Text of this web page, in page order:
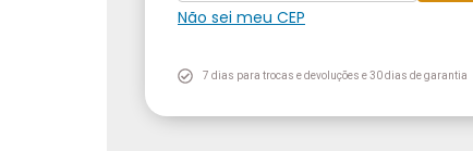
Não sei meu CEP
7 dias para trocas e devoluções e 30 dias de garantia